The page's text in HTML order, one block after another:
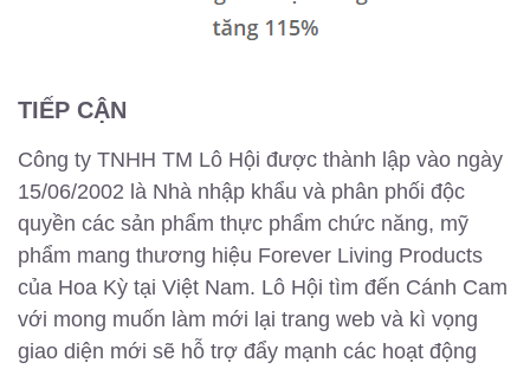
TIẾP CẬN
Công ty TNHH TM Lô Hội được thành lập vào ngày
15/06/2002 là Nhà nhập khẩu và phân phối độc
quyền các sản phẩm thực phẩm chức năng, mỹ
phẩm mang thương hiệu Forever Living Products
của Hoa Kỳ tại Việt Nam. Lô Hội tìm đến Cánh Cam
với mong muốn làm mới lại trang web và kì vọng
giao diện mới sẽ hỗ trợ đẩy mạnh các hoạt động